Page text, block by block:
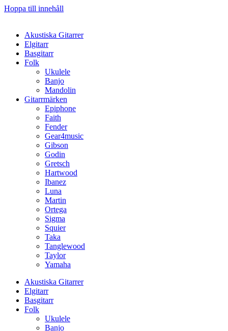
Hoppa till innehåll
Akustiska Gitarrer
Elgitarr
Basgitarr
Folk
Ukulele
Banjo
Mandolin
Gitarrmärken
Epiphone
Faith
Fender
Gear4music
Gibson
Godin
Gretsch
Hartwood
Ibanez
Luna
Martin
Ortega
Sigma
Squier
Taka
Tanglewood
Taylor
Yamaha
Akustiska Gitarrer
Elgitarr
Basgitarr
Folk
Ukulele
Banjo